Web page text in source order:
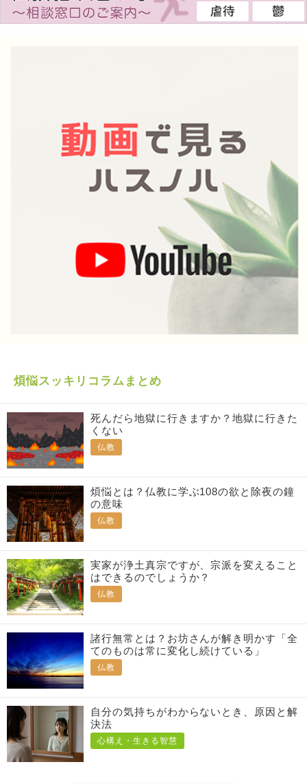
煩悩スッキリコラムまとめ
死んだら地獄に行きますか？地獄に行きた
くない
仏教
煩悩とは？仏教に学ぶ108の欲と除夜の鐘
の意味
仏教
実家が浄土真宗ですが、宗派を変えること
はできるのでしょうか？
仏教
諸行無常とは？お坊さんが解き明かす「全
てのものは常に変化し続けている」
仏教
自分の気持ちがわからないとき、原因と解
決法
心構え・生きる智慧